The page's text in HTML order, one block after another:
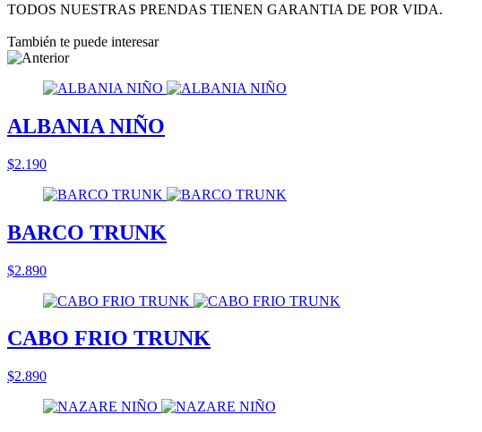
TODOS NUESTRAS PRENDAS TIENEN GARANTIA DE POR VIDA.
También te puede interesar
ALBANIA NIÑO
$2.190
BARCO TRUNK
$2.890
CABO FRIO TRUNK
$2.890